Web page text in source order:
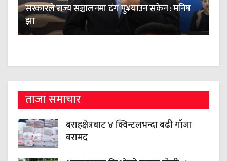
सरकारले राज्य सञ्चालनमा ढंग पु¥याउन सकेन : मनिष
झा
ताजा समाचार
बराहक्षेत्रबाट ४ क्विन्टलभन्दा बढी गाँजा
बरामद